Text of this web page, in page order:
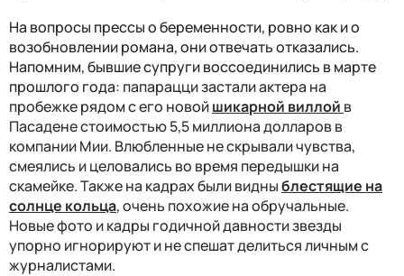
На вопросы прессы о беременности, ровно как и о
возобновлении романа, они отвечать отказались.
Напомним, бывшие супруги воссоединились в марте
прошлого года: папарацци застали актера на
пробежке рядом с его новойшикарной виллой в
Пасадене стоимостью 5,5 миллиона долларов в
компании Мии. Влюбленные не скрывали чувства,
смеялись и целовались во время передышки на
скамейке. Также на кадрах были видныблестящие на
солнце кольца, очень похожие на обручальные.
Новые фото и кадры годичной давности звезды
упорно игнорируют и не спешат делиться личным с
журналистами.